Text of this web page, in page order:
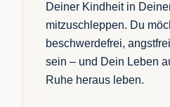
Deiner Kindheit in
mitzuschleppen. Du
beschwerdefrei,
sein – und Dein Leben
Ruhe heraus leben.